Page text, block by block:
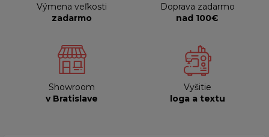
Výmena veľkosti
zadarmo
Doprava zadarmo
nad 100€
Showroom
v Bratislave
Vyšitie
loga a textu